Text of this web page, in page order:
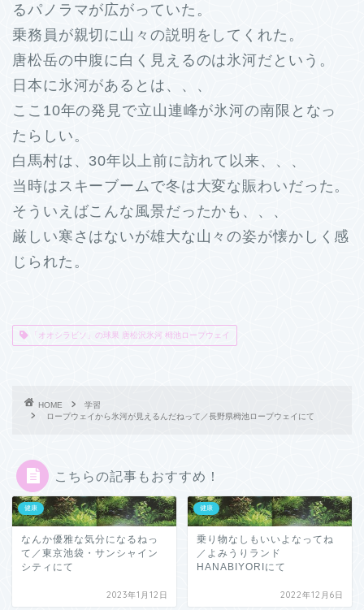
るパノラマが広がっていた。
乗務員が親切に山々の説明をしてくれた。
唐松岳の中腹に白く見えるのは氷河だという。
日本に氷河があるとは、、、
ここ10年の発見で立山連峰が氷河の南限となっ
たらしい。
白馬村は、30年以上前に訪れて以来、、、
当時はスキーブームで冬は大変な賑わいだった。
そういえばこんな風景だったかも、、、
厳しい寒さはないが雄大な山々の姿が懐かしく感
じられた。
「オオシラビソ」の球果 唐松沢氷河 栂池ロープウェイ
HOME
学習
ロープウェイから氷河が見えるんだねって／長野県栂池ロープウェイにて
こちらの記事もおすすめ！
健康
なんか優雅な気分になるねっ
て／東京池袋・サンシャイン
シティにて
2023年1月12日
健康
乗り物なしもいいよなってね
／よみうりランド
HANABIYORIにて
2022年12月6日